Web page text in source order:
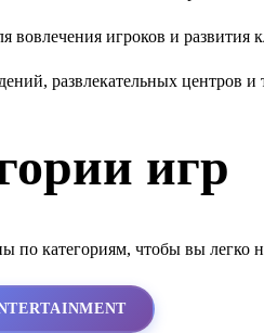
игроков и развития
развлекательных центров и
игр
по категориям, чтобы вы легко